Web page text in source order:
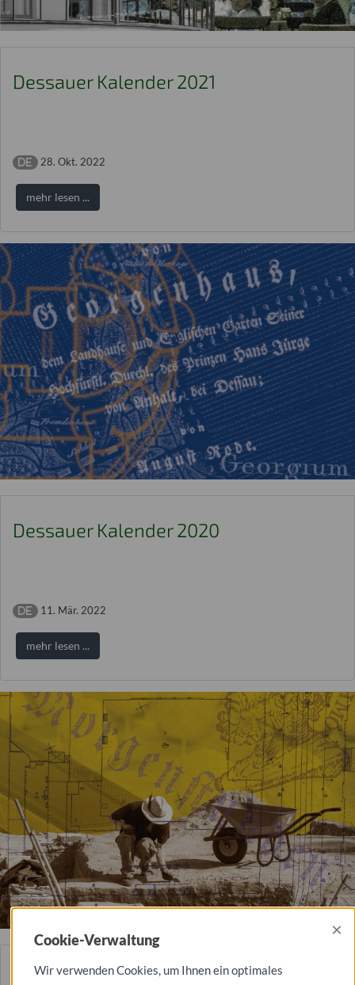
Dessauer Kalender 2021
28. Okt. 2022
mehr lesen ...
Dessauer Kalender 2020
11. Mär. 2022
mehr lesen ...
Dessauer Kalender 2019
Cookie-Verwaltung ×
Wir verwenden Cookies, um Ihnen ein optimales